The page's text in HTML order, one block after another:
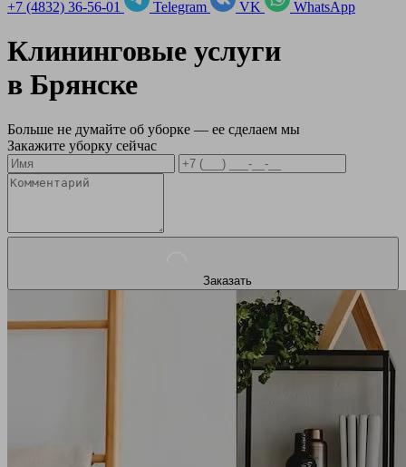
+7 (4832) 36-56-01 Telegram VK WhatsApp
Клининговые услуги
в Брянске
Больше не думайте об уборке — ее сделаем мы
Закажите уборку сейчас
Заказать